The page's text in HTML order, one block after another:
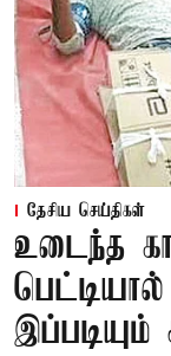
தேசிய செய்திகள்
உடைந்த
இப்படியும்